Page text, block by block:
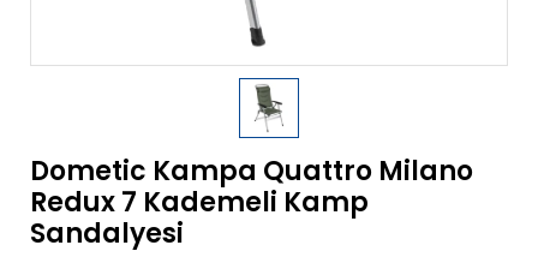
Dometic Kampa Quattro Milano
Redux 7 Kademeli Kamp
Sandalyesi